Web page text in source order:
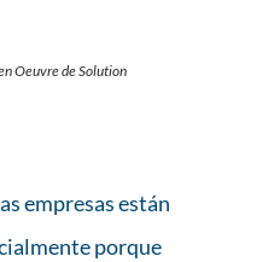
Oeuvre de Solution
empresas están
porque